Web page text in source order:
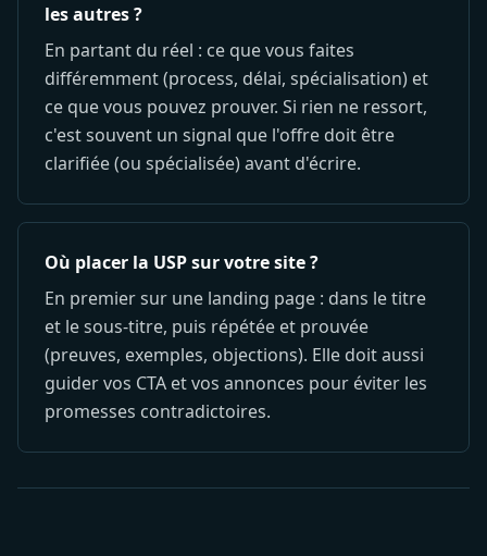
les autres ?
En partant du réel : ce que vous faites
différemment (process, délai, spécialisation) et
ce que vous pouvez prouver. Si rien ne ressort,
c'est souvent un signal que l'offre doit être
clarifiée (ou spécialisée) avant d'écrire.
Où placer la USP sur votre site ?
En premier sur une landing page : dans le titre
et le sous-titre, puis répétée et prouvée
(preuves, exemples, objections). Elle doit aussi
guider vos CTA et vos annonces pour éviter les
promesses contradictoires.